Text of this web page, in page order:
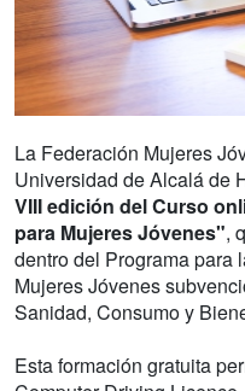
La Federación Mujeres
Universidad de Alcalá de
VIII edición del Curso
para Mujeres Jóvenes",
dentro del Programa para
Mujeres Jóvenes
Sanidad, Consumo y
Esta formación gratuita